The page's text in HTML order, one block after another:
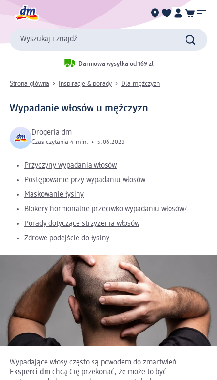
Wyszukaj i znajdź
Darmowa wysyłka od 169 zł
Strona główna Inspiracje & porady Dla mężczyzn
Wypadanie włosów u mężczyzn
Drogeria dm
Czas czytania 4 min. • 5.06.2023
Przyczyny wypadania włosów
Postępowanie przy wypadaniu włosów
Maskowanie łysiny
Blokery hormonalne przeciwko wypadaniu włosów?
Porady dotyczące strzyżenia włosów
Zdrowe podejście do łysiny
Wypadające włosy często są powodem do zmartwień.
Eksperci dm chcą Cię przekonać, że może to być